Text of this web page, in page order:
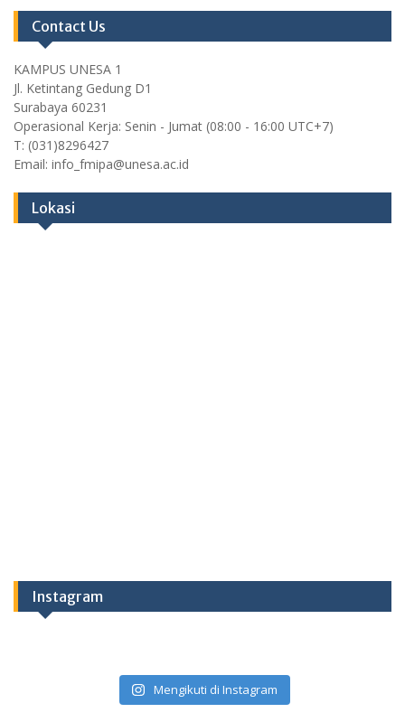
Contact Us
KAMPUS UNESA 1
Jl. Ketintang Gedung D1
Surabaya 60231
Operasional Kerja: Senin - Jumat (08:00 - 16:00 UTC+7)
T: (031)8296427
Email: info_fmipa@unesa.ac.id
Lokasi
Instagram
Mengikuti di Instagram